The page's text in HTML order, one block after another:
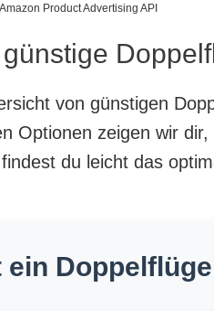
Product Advertising API
von günstigen
Optionen zeigen wir
du leicht das
ein